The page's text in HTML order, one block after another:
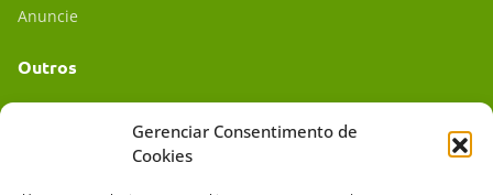
Gerenciar Consentimento de
Cookies
Anuncie
Outros